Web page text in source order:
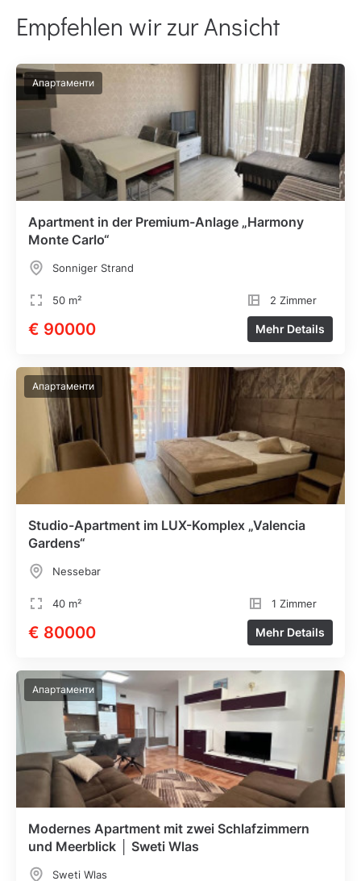
Empfehlen wir zur Ansicht
Апартаменти
Apartment in der Premium-Anlage „Harmony
Monte Carlo“
Sonniger Strand
50 m² 2 Zimmer
€ 90000 Mehr Details
Апартаменти
Studio-Apartment im LUX-Komplex „Valencia
Gardens“
Nessebar
40 m² 1 Zimmer
€ 80000 Mehr Details
Апартаменти
Modernes Apartment mit zwei Schlafzimmern
und Meerblick │ Sweti Wlas
Sweti Wlas